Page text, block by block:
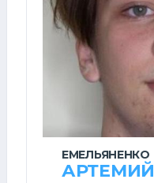
ЕМЕЛЬЯНЕНКО
АРТЕМИЙ